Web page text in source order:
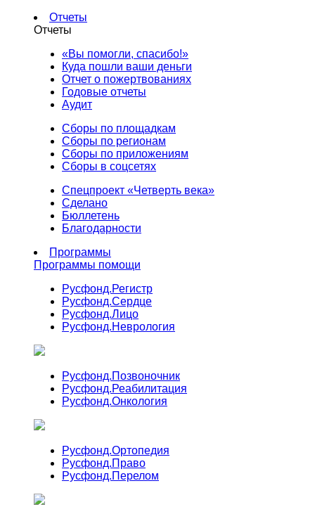
Отчеты
Отчеты
«Вы помогли, спасибо!»
Куда пошли ваши деньги
Отчет о пожертвованиях
Годовые отчеты
Аудит
Сборы по площадкам
Сборы по регионам
Сборы по приложениям
Сборы в соцсетях
Спецпроект «Четверть века»
Сделано
Бюллетень
Благодарности
Программы
Программы помощи
Русфонд.Регистр
Русфонд.Сердце
Русфонд.Лицо
Русфонд.Неврология
Русфонд.Позвоночник
Русфонд.Реабилитация
Русфонд.Онкология
Русфонд.Ортопедия
Русфонд.Право
Русфонд.Перелом